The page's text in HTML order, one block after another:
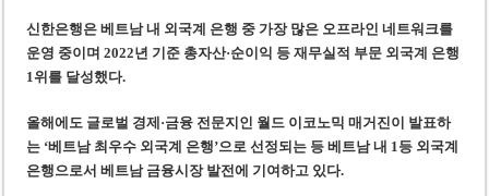
신한은행은 베트남 내 외국계 은행 중 가장 많은 오프라인 네트워크를
운영 중이며 2022년 기준 총자산·순이익 등 재무실적 부문 외국계 은행
1위를 달성했다.
올해에도 글로벌 경제·금융 전문지인 월드 이코노믹 매거진이 발표하
는 ‘베트남 최우수 외국계 은행’으로 선정되는 등 베트남 내 1등 외국계
은행으로서 베트남 금융시장 발전에 기여하고 있다.